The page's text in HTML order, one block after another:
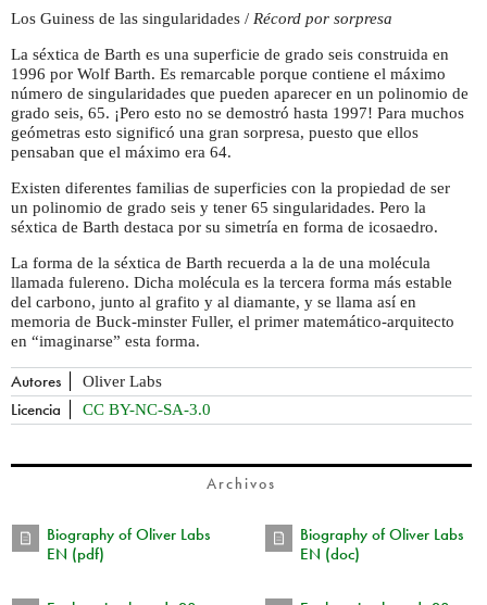
Los Guiness de las singularidades / Récord por sorpresa
La séxtica de Barth es una superficie de grado seis construida en
1996 por Wolf Barth. Es remarcable porque contiene el máximo
número de singularidades que pueden aparecer en un polinomio de
grado seis, 65. ¡Pero esto no se demostró hasta 1997! Para muchos
geómetras esto significó una gran sorpresa, puesto que ellos
pensaban que el máximo era 64.
Existen diferentes familias de superficies con la propiedad de ser
un polinomio de grado seis y tener 65 singularidades. Pero la
séxtica de Barth destaca por su simetría en forma de icosaedro.
La forma de la séxtica de Barth recuerda a la de una molécula
llamada fulereno. Dicha molécula es la tercera forma más estable
del carbono, junto al grafito y al diamante, y se llama así en
memoria de Buck-minster Fuller, el primer matemático-arquitecto
en “imaginarse” esta forma.
Autores Oliver Labs
Licencia CC BY-NC-SA-3.0
Archivos
Biography of Oliver Labs
EN (pdf)
Biography of Oliver Labs
EN (doc)